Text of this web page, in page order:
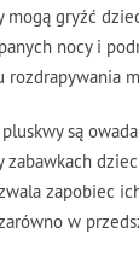
gryźć
nocy i
są
zabawkach
zapobiec
w